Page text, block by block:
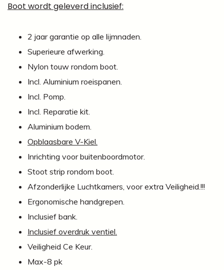
Boot wordt geleverd inclusief:
2 jaar garantie op alle lijmnaden.
Superieure afwerking.
Nylon touw rondom boot.
Incl. Aluminium roeispanen.
Incl. Pomp.
Incl. Reparatie kit.
Aluminium bodem.
Opblaasbare V-Kiel.
Inrichting voor buitenboordmotor.
Stoot strip rondom boot.
Afzonderlijke Luchtkamers, voor extra Veiligheid.!!!
Ergonomische handgrepen.
Inclusief bank.
Inclusief overdruk ventiel.
Veiligheid Ce Keur.
Max-8 pk